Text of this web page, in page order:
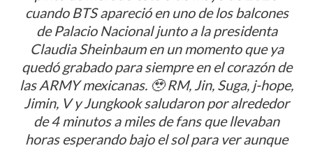
ánimo?
cuando BTS apareció en uno de los balcones
de Palacio Nacional junto a la presidenta
Claudia Sheinbaum en un momento que ya
quedó grabado para siempre en el corazón de
las ARMY mexicanas. 🥹 RM, Jin, Suga, j-hope,
Jimin, V y Jungkook saludaron por alrededor
de 4 minutos a miles de fans que llevaban
horas esperando bajo el sol para ver aunque